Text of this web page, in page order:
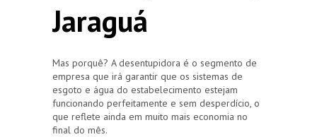
Jaraguá
Mas porquê? A desentupidora é o segmento de
empresa que irá garantir que os sistemas de
esgoto e água do estabelecimento estejam
funcionando perfeitamente e sem desperdício, o
que reflete ainda em muito mais economia no
final do mês.